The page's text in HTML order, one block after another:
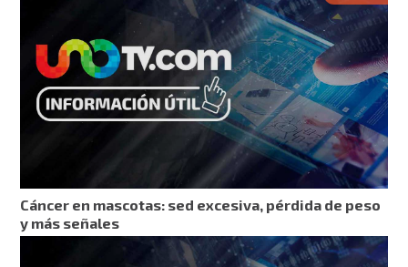
Cáncer en mascotas: sed excesiva, pérdida de peso
y más señales